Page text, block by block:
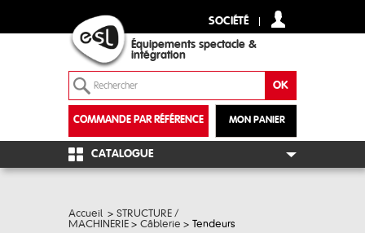
SOCIÉTÉ
Équipements spectacle &
intégration
MON PANIER
COMMANDE PAR RÉFÉRENCE
+
CATALOGUE
Accueil > STRUCTURE /
MACHINERIE > Câblerie > Tendeurs